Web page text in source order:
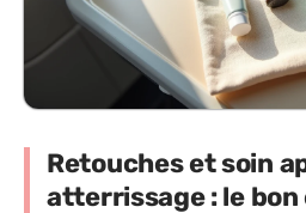
Retouches et soin
atterrissage : le